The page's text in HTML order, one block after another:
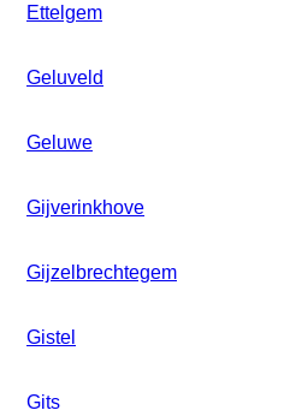
Ettelgem
Geluveld
Geluwe
Gijverinkhove
Gijzelbrechtegem
Gistel
Gits